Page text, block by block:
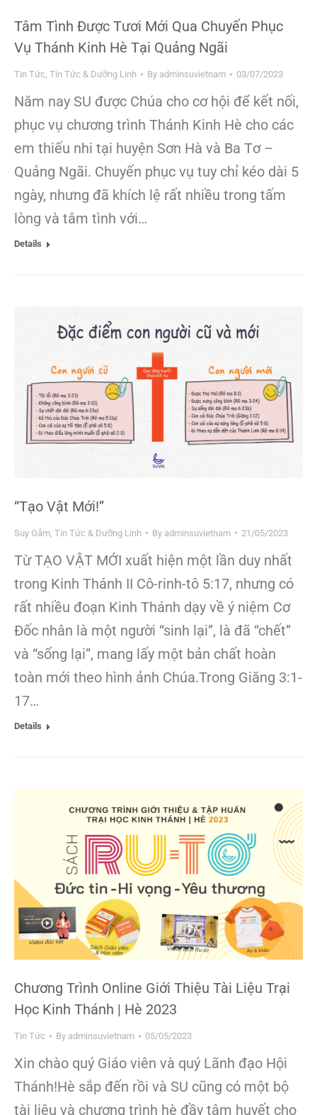
Tâm Tình Được Tươi Mới Qua Chuyến Phục
Vụ Thánh Kinh Hè Tại Quảng Ngãi
Tin Tức, Tin Tức & Dưỡng Linh By adminsuvietnam 03/07/2023
Năm nay SU được Chúa cho cơ hội để kết nối,
phục vụ chương trình Thánh Kinh Hè cho các
em thiếu nhi tại huyện Sơn Hà và Ba Tơ –
Quảng Ngãi. Chuyến phục vụ tuy chỉ kéo dài 5
ngày, nhưng đã khích lệ rất nhiều trong tấm
lòng và tâm tình với…
Details
“Tạo Vật Mới!”
Suy Gẫm Tin Tức & Dưỡng Linh By adminsuvietnam 21/05/2023
Từ TẠO VẬT MỚI xuất hiện một lần duy nhất
trong Kinh Thánh II Cô-rinh-tô 5:17, nhưng có
rất nhiều đoạn Kinh Thánh dạy về ý niệm Cơ
Đốc nhân là một người “sinh lại”, là đã “chết”
và “sống lại”, mang lấy một bản chất hoàn
toàn mới theo hình ảnh Chúa.Trong Giăng 3:1-
17…
Details
Chương Trình Online Giới Thiệu Tài Liệu Trại
Học Kinh Thánh | Hè 2023
Tin Tức By adminsuvietnam 05/05/2023
Xin chào quý Giáo viên và quý Lãnh đạo Hội
Thánh!Hè sắp đến rồi và SU cũng có một bộ
tài liệu và chương trình hè đầy tâm huyết cho